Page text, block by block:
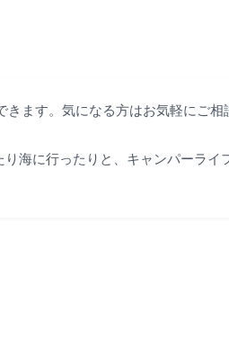
ます。気になる方はお気軽にご相
海に行ったりと、キャンパーライ